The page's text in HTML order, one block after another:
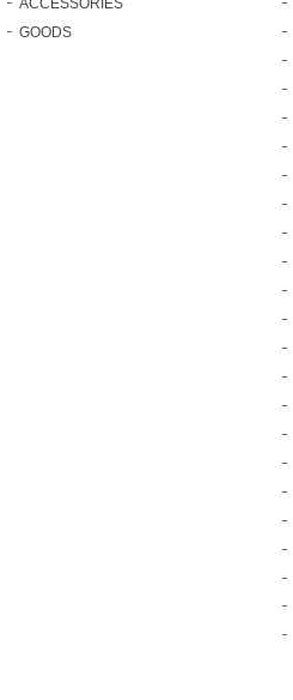
ACCESSORIES
GOODS